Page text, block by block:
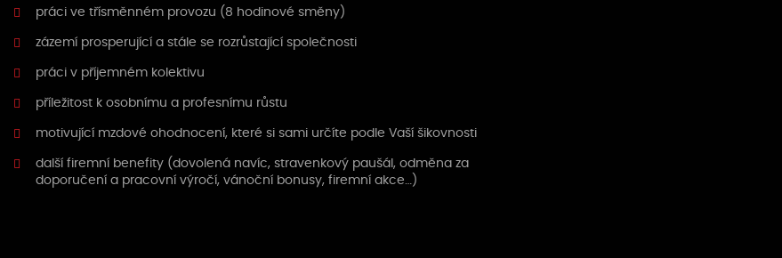
práci ve třísměnném provozu (8 hodinové směny)
zázemí prosperující a stále se rozrůstající společnosti
práci v příjemném kolektivu
příležitost k osobnímu a profesnímu růstu
motivující mzdové ohodnocení, které si sami určíte podle Vaší šikovnosti
další firemní benefity (dovolená navíc, stravenkový paušál, odměna za
doporučení a pracovní výročí, vánoční bonusy, firemní akce…)